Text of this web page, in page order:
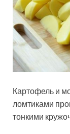
Картофель и
ломтиками
тонкими